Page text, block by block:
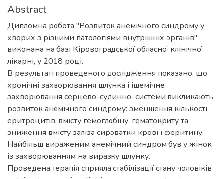
Abstract
Дипломна робота "Розвиток анемічного синдрому у
хворих з різними патологіями внутрішніх органів"
виконана на базі Кіровоградської обласної клінічної
лікарні, у 2018 році.
В результаті проведеного дослідження показано, що
хронічні захворювання шлунка і ішемічне
захворювання серцево-судинної системи викликають
розвиток анемічного синдрому: зменшення кількості
еритроцитів, вмісту гемоглобіну, гематокриту та
зниження вмісту заліза сироватки крові і феритину.
Найбільш вираженим анемічний синдром був у жінок
із захворюванням на виразку шлунку.
Проведена терапія сприяла стабілізації стану чоловіків